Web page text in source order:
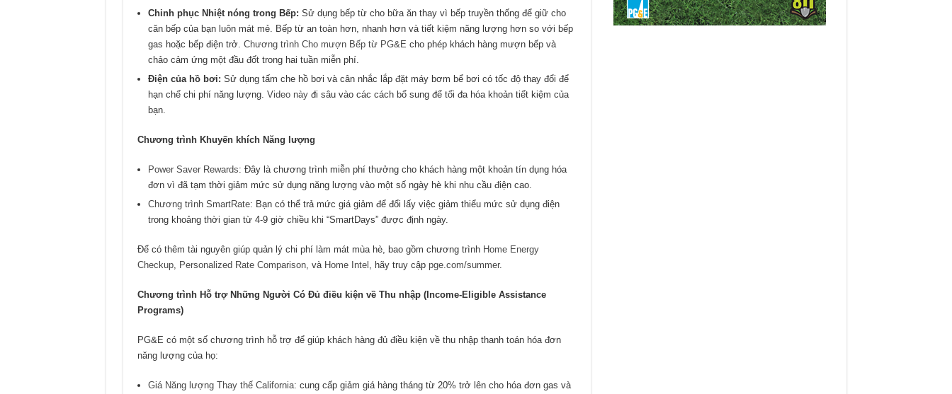
Chinh phục Nhiệt nóng trong Bếp: Sử dụng bếp từ cho bữa ăn thay vì bếp truyền thống để giữ cho
căn bếp của bạn luôn mát mẻ. Bếp từ an toàn hơn, nhanh hơn và tiết kiệm năng lượng hơn so với bếp
gas hoặc bếp điện trở. Chương trình Cho mượn Bếp từ PG&E cho phép khách hàng mượn bếp và
chảo cảm ứng một đầu đốt trong hai tuần miễn phí.
Điện của hồ bơi: Sử dụng tấm che hồ bơi và cân nhắc lắp đặt máy bơm bể bơi có tốc độ thay đổi để
hạn chế chi phí năng lượng. Video nàyđi sâu vào các cách bổ sung để tối đa hóa khoản tiết kiệm của
bạn.
Chương trình Khuyến khích Năng lượng
Power Saver Rewards: Đây là chương trình miễn phí thưởng cho khách hàng một khoản tín dụng hóa
đơn vì đã tạm thời giảm mức sử dụng năng lượng vào một số ngày hè khi nhu cầu điện cao.
Chương trình SmartRate: Bạn có thể trả mức giá giảm để đổi lấy việc giảm thiểu mức sử dụng điện
trong khoảng thời gian từ 4-9 giờ chiều khi “SmartDays” được định ngày.
Để có thêm tài nguyên giúp quản lý chi phí làm mát mùa hè, bao gồm chương trình Home Energy
Checkup, Personalized Rate Comparison, vàHome Intel , hãy truy cập pge.com/summer.
Chương trình Hỗ trợ Những Người Có Đủ điều kiện về Thu nhập (Income-Eligible Assistance
Programs)
PG&E có một số chương trình hỗ trợ để giúp khách hàng đủ điều kiện về thu nhập thanh toán hóa đơn
năng lượng của họ:
Giá Năng lượng Thay thế California: cung cấp giảm giá hàng tháng từ 20% trở lên cho hóa đơn gas và